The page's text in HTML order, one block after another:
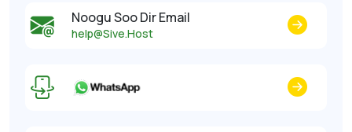
Noogu Soo Dir Email
help@Sive.Host